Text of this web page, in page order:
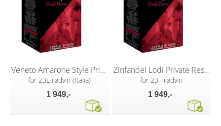
Veneto Amarone Style Private Reserve
for 23L rødvin (Italia)
1 949,-
Zinfandel Lodi Private Reserve vinsett
for 23 l rødvin
1 949,-